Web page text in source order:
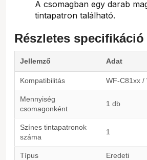
A csomagban egy darab
tintapatron található.
Részletes specifikáció
Jellemző Adat
Kompatibilitás WF-C81xx /
Mennyiség
csomagonként
1 db
Színes tintapatronok
száma
1
Típus Eredeti